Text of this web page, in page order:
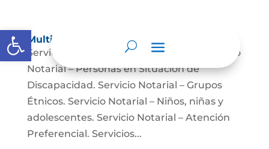
Abrir barra de herramientas
Multimedia
Servicio Notarial – Fuerzas Militares. Servicio
Notarial – Personas en Situación de
Discapacidad. Servicio Notarial – Grupos
Étnicos. Servicio Notarial – Niños, niñas y
adolescentes. Servicio Notarial – Atención
Preferencial. Servicios...